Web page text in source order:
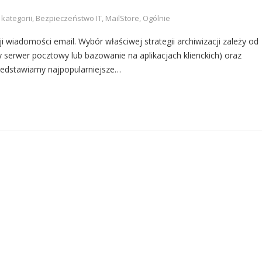
, Bezpieczeństwo IT, MailStore, Ogólnie
email. Wybór właściwej strategii archiwizacji zależy od
pocztowy lub bazowanie na aplikacjach klienckich) oraz
najpopularniejsze…